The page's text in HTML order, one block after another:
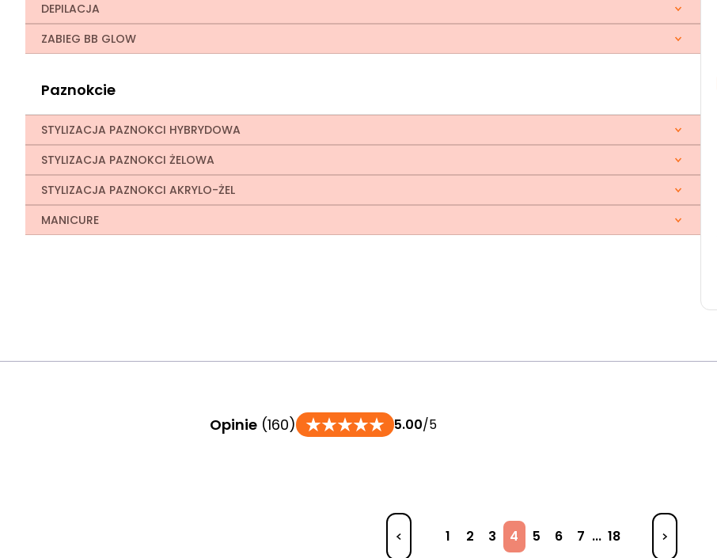
DEPILACJA
ZABIEG BB GLOW
Paznokcie
STYLIZACJA PAZNOKCI HYBRYDOWA
STYLIZACJA PAZNOKCI ŻELOWA
STYLIZACJA PAZNOKCI AKRYLO-ŻEL
MANICURE
Opinie (160) 5.00/5
1 2 3 4 5 6 7 ... 18